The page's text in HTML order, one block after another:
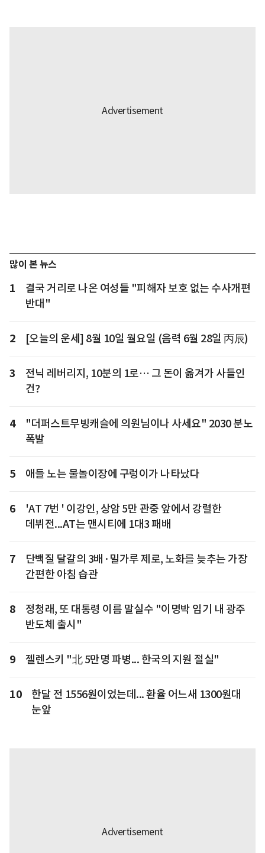
많이 본 뉴스
1
결국 거리로 나온 여성들 "피해자 보호 없는 수사개편
반대"
2 [오늘의 운세] 8월 10일 월요일 (음력 6월 28일 丙辰)
3
전닉 레버리지, 10분의 1로… 그 돈이 옮겨가 사들인
건?
4
"더퍼스트무빙캐슬에 의원님이나 사세요" 2030 분노
폭발
5 애들 노는 물놀이장에 구렁이가 나타났다
6
'AT 7번 ' 이강인, 상암 5만 관중 앞에서 강렬한
데뷔전...AT는 맨시티에 1대3 패배
7
단백질 달걀의 3배·밀가루 제로, 노화를 늦추는 가장
간편한 아침 습관
8
정청래, 또 대통령 이름 말실수 "이명박 임기 내 광주
반도체 출시"
9 젤렌스키 "北 5만명 파병... 한국의 지원 절실"
10
한달 전 1556원이었는데... 환율 어느새 1300원대
눈앞